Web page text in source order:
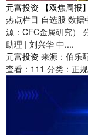
元富投资 【双焦周报
热点栏目 自选股 数
源：CFC金属研究）
助理 | 刘兴华 中....
元富投资 来源：伯乐
查看： 111 分类： 正